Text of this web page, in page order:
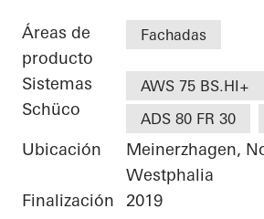
Áreas de
producto
Fachadas
Sistemas
Schüco
AWS 75 BS.HI+
ADS 80 FR 30
Ubicación
Meinerzhagen,
Westphalia
Finalización
2019